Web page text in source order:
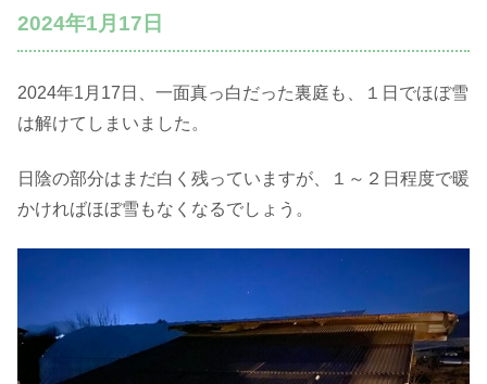
2024年1月17日
2024年1月17日、一面真っ白だった裏庭も、１日でほぼ雪
は解けてしまいました。
日陰の部分はまだ白く残っていますが、１～２日程度で暖
かければほぼ雪もなくなるでしょう。